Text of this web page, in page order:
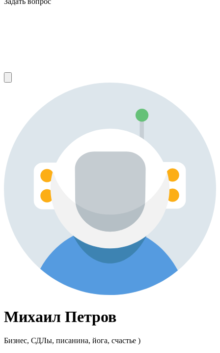
Михаил Петров
Бизнес, СДЛы, писанина, йога, счастье )